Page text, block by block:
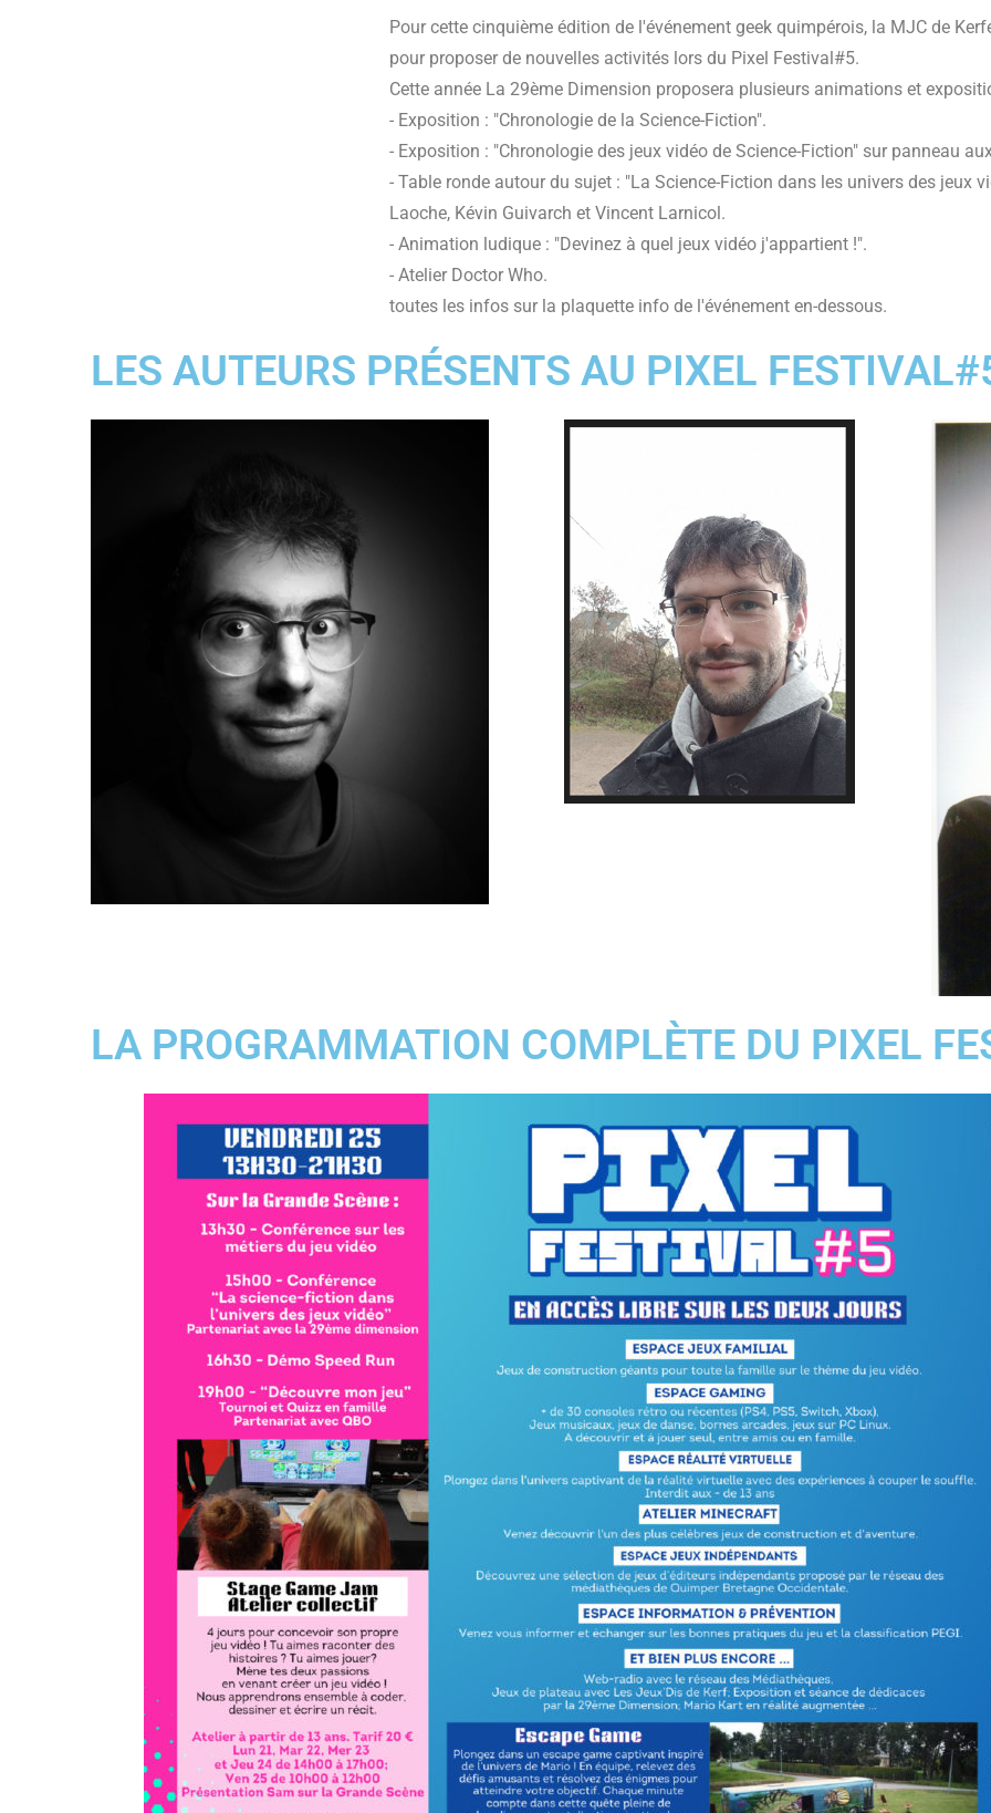
Pour cette cinquième édition de l'événement geek quimpérois, la MJC de
pour proposer de nouvelles activités lors du Pixel Festival#5.
Cette année La 29ème Dimension proposera plusieurs animations et
- Exposition : "Chronologie de la Science-Fiction".
- Exposition : "Chronologie des jeux vidéo de Science-Fiction" sur panneau
- Table ronde autour du sujet : "La Science-Fiction dans les univers des jeux
Laoche, Kévin Guivarch et Vincent Larnicol.
- Animation ludique : "Devinez à quel jeux vidéo j'appartient !".
- Atelier Doctor Who.
toutes les infos sur la plaquette info de l'événement en-dessous.
LES AUTEURS PRÉSENTS AU PIXEL
LA PROGRAMMATION COMPLÈTE DU PIXEL